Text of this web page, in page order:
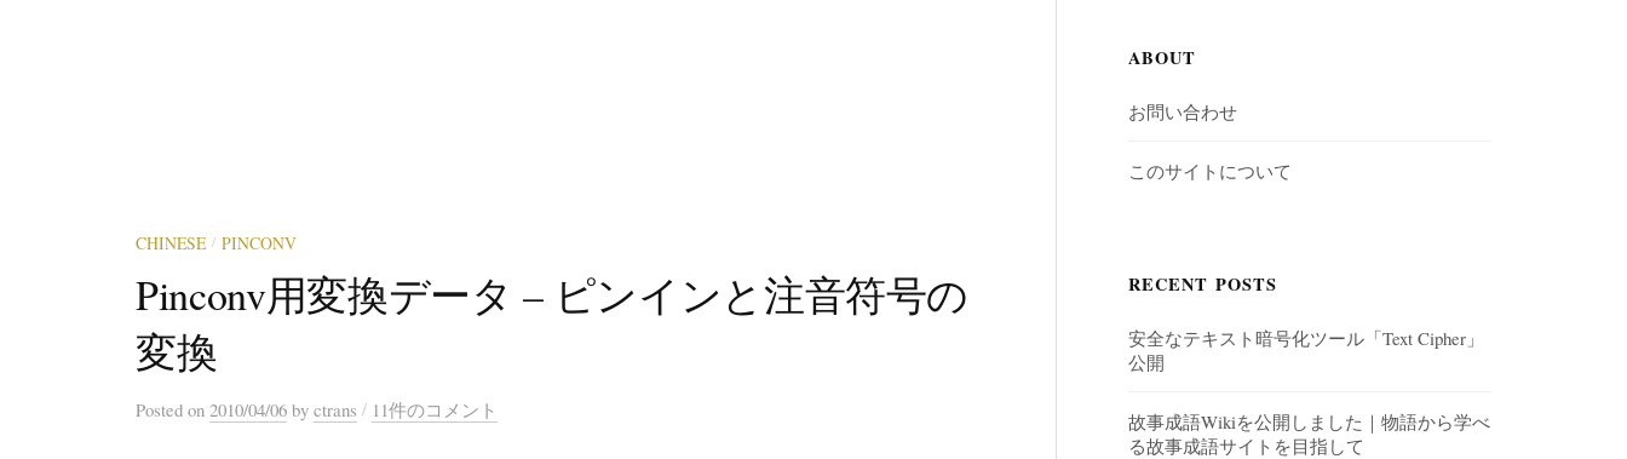
CHINESE / PINCONV
Pinconv用変換データ – ピンインと注音符号の
変換
Posted on 2010/04/06 by ctrans / 11件のコメント
ABOUT
お問い合わせ
このサイトについて
RECENT POSTS
安全なテキスト暗号化ツール「Text Cipher」
公開
故事成語Wikiを公開しました｜物語から学べ
る故事成語サイトを目指して